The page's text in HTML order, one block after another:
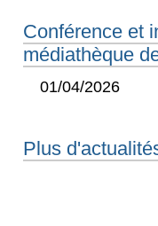
Conférence et
médiathèque
01/04/2026
Plus